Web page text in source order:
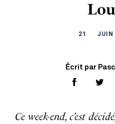
21 JUIN
Écrit par
Ce week-end, c’est